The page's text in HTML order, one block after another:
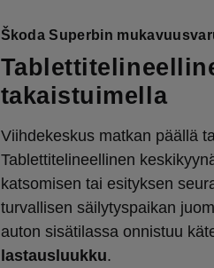
Škoda Superbin
takaistuimella
Viihdekeskus matkan päällä
Tablettitelineellinen
katsomisen tai esityksen
turvallisen säilytyspaikan
auton sisätilassa onnistuu
lastausluukku.